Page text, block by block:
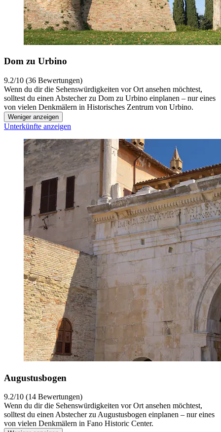
Dom zu Urbino
9.2/10 (36 Bewertungen)
Wenn du dir die Sehenswürdigkeiten vor Ort ansehen möchtest,
solltest du einen Abstecher zu Dom zu Urbino einplanen – nur eines
von vielen Denkmälern in Historisches Zentrum von Urbino.
Weniger anzeigen
Unterkünfte anzeigen
Augustusbogen
9.2/10 (14 Bewertungen)
Wenn du dir die Sehenswürdigkeiten vor Ort ansehen möchtest,
solltest du einen Abstecher zu Augustusbogen einplanen – nur eines
von vielen Denkmälern in Fano Historic Center.